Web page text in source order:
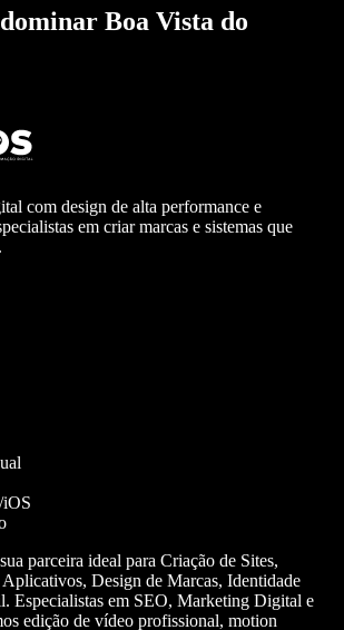
Boa Vista do
com design de alta performance e
em criar marcas e sistemas que
parceira ideal para Criação de Sites,
Design de Marcas, Identidade
Especialistas em SEO, Marketing Digital e
edição de vídeo profissional, motion